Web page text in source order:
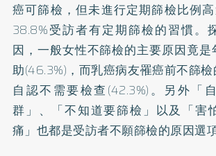
癌可篩檢，但未進行定期篩檢比例
38.8%受訪者有定期篩檢的習慣。
因，一般女性不篩檢的主要原因竟
助(46.3%)，而乳癌病友罹癌前不篩
自認不需要檢查(42.3%)。另外「
群」、「不知道要篩檢」以及「害
痛」也都是受訪者不願篩檢的原因選項